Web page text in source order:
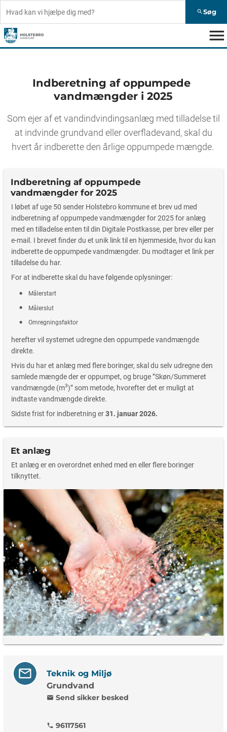
search Søg
menu
Indberetning af oppumpede
vandmængder i 2025
Som ejer af et vandindvindingsanlæg med tilladelse til
at indvinde grundvand eller overfladevand, skal du
hvert år indberette den årlige oppumpede mængde.
Indberetning af oppumpede
vandmængder for 2025
I løbet af uge 50 sender Holstebro kommune et brev ud med
indberetning af oppumpede vandmængder for 2025 for anlæg
med en tilladelse enten til din Digitale Postkasse, per brev eller per
e-mail. I brevet finder du et unik link til en hjemmeside, hvor du kan
indberette de oppumpede vandmængder. Du modtager et link per
tilladelse du har.
For at indberette skal du have følgende oplysninger:
Målerstart
Målerslut
Omregningsfaktor
herefter vil systemet udregne den oppumpede vandmængde
direkte.
Hvis du har et anlæg med flere boringer, skal du selv udregne den
samlede mængde der er oppumpet, og bruge ”Skøn/Summeret
vandmængde (m3)” som metode, hvorefter det er muligt at
indtaste vandmængde direkte.
Sidste frist for indberetning er31. januar 2026.
Et anlæg
Et anlæg er en overordnet enhed med en eller flere boringer
tilknyttet.
Teknik og Miljø
Grundvand
mail Send sikker besked
phone 96117561